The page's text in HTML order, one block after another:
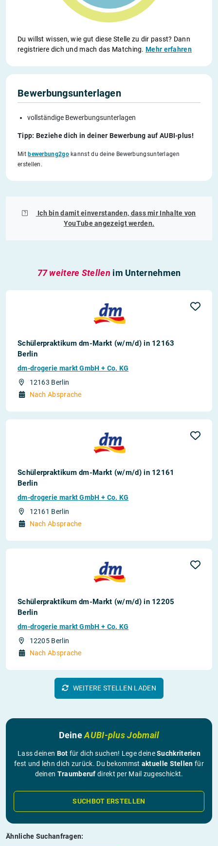
Du willst wissen, wie gut diese Stelle zu dir passt? Dann
registriere dich und mach das Matching.Mehr erfahren
Bewerbungsunterlagen
vollständige Bewerbungsunterlagen
Tipp: Beziehe dich in deiner Bewerbung auf AUBI-plus!
Mitbewerbung2gokannst du deine Bewerbungsunterlagen
erstellen.
Ich bin damit einverstanden, dass mir Inhalte von
YouTubeangezeigt werden.
77 weitere Stellen im Unternehmen
Schülerpraktikum dm-Markt (w/m/d) in 12163
Berlin
dm-drogerie markt GmbH + Co. KG
12163 Berlin
Nach Absprache
Schülerpraktikum dm-Markt (w/m/d) in 12161
Berlin
dm-drogerie markt GmbH + Co. KG
12161 Berlin
Nach Absprache
Schülerpraktikum dm-Markt (w/m/d) in 12205
Berlin
dm-drogerie markt GmbH + Co. KG
12205 Berlin
Nach Absprache
WEITERE STELLEN LADEN
DeineAUBI-plus Jobmail
Lass deinen Bot für dich suchen! Lege deineSuchkriterien
fest und lehn dich zurück. Du bekommst aktuelle Stellen für
deinen Traumberuf direkt per Mail zugeschickt.
SUCHBOT ERSTELLEN
Ähnliche Suchanfragen: